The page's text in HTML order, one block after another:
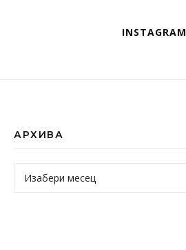
INSTAGRAM
АРХИВА
Архива